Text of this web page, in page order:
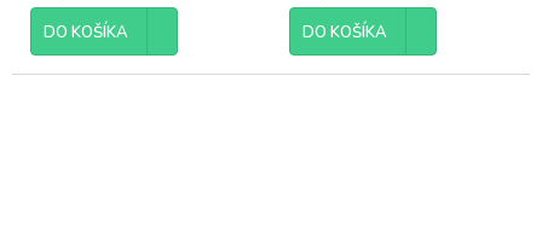
DO KOŠÍKA DO KOŠÍKA